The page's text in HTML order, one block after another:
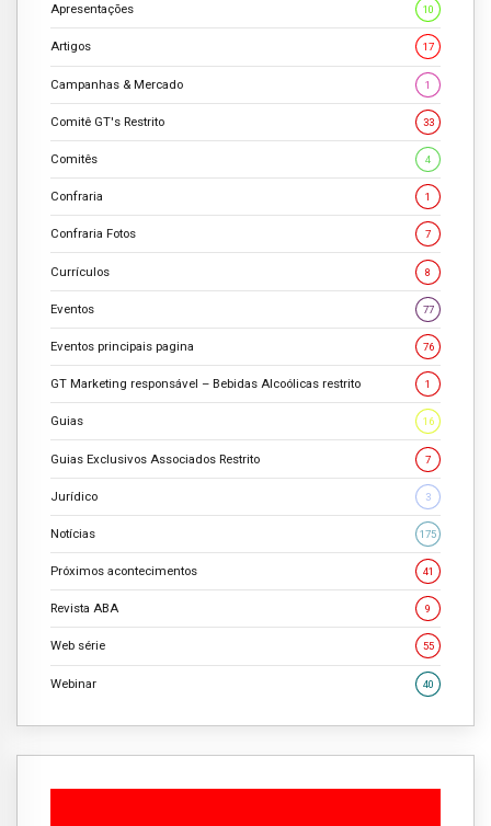
Apresentações 10
Artigos 17
Campanhas & Mercado 1
Comitê GT's Restrito 33
Comitês 4
Confraria 1
Confraria Fotos 7
Currículos 8
Eventos 77
Eventos principais pagina 76
GT Marketing responsável – Bebidas Alcoólicas restrito 1
Guias 16
Guias Exclusivos Associados Restrito 7
Jurídico 3
Notícias 175
Próximos acontecimentos 41
Revista ABA 9
Web série 55
Webinar 40